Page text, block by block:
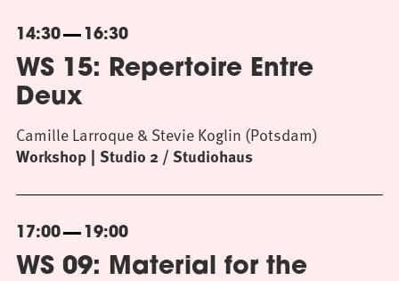
14:30 16:30
WS 15: Repertoire Entre
Deux
Workshop Studio 2 / Studiohaus
Camille Larroque & Stevie Koglin (Potsdam)
17:00 19:00
WS 09: Material for the